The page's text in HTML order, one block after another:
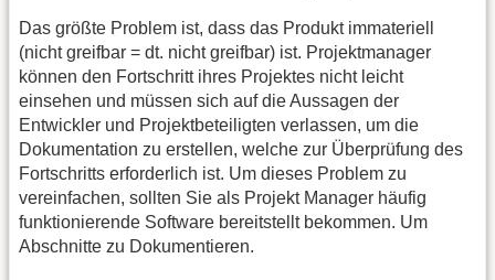
Das größte Problem ist, dass das Produkt immateriell
(nicht greifbar = dt. nicht greifbar) ist. Projektmanager
können den Fortschritt ihres Projektes nicht leicht
einsehen und müssen sich auf die Aussagen der
Entwickler und Projektbeteiligten verlassen, um die
Dokumentation zu erstellen, welche zur Überprüfung des
Fortschritts erforderlich ist. Um dieses Problem zu
vereinfachen, sollten Sie als Projekt Manager häufig
funktionierende Software bereitstellt bekommen. Um
Abschnitte zu Dokumentieren.